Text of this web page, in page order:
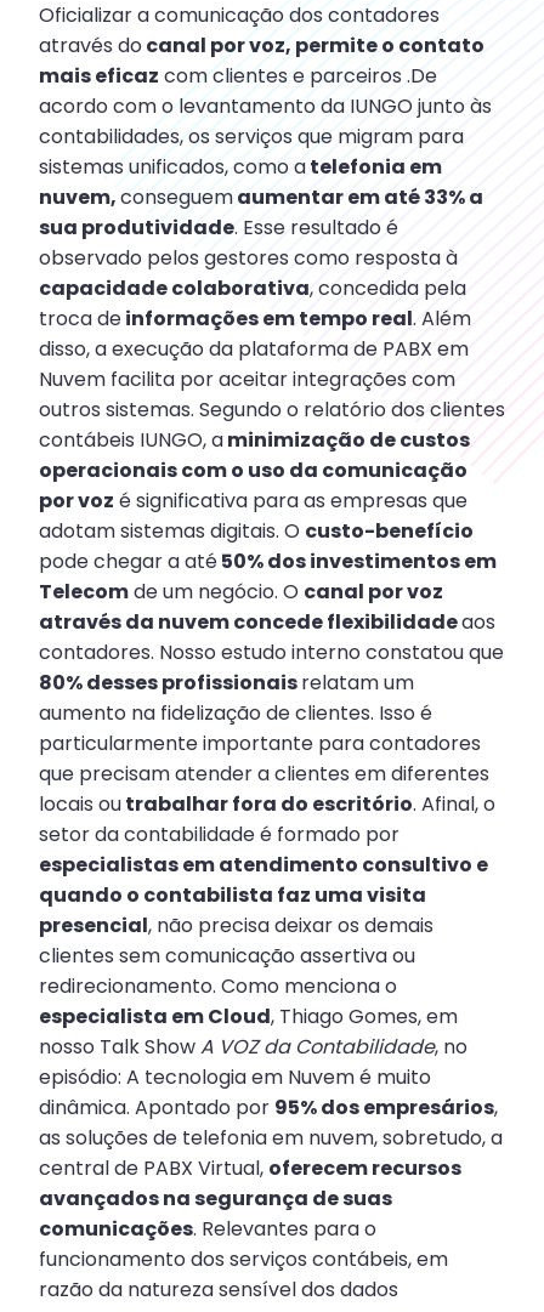
Oficializar a comunicação dos contadores
através do canal por voz, permite o contato
mais eficaz com clientes e parceiros .De
acordo com o levantamento da IUNGO junto às
contabilidades, os serviços que migram para
sistemas unificados, como atelefonia em
nuvem,conseguemaumentar em até 33% a
sua produtividade. Esse resultado é
observado pelos gestores como resposta à
capacidade colaborativa, concedida pela
troca deinformações em tempo real. Além
disso, a execução da plataforma de PABX em
Nuvem facilita por aceitar integrações com
outros sistemas. Segundo o relatório dos clientes
contábeis IUNGO, aminimização de custos
operacionais com o uso da comunicação
por voz é significativa para as empresas que
adotam sistemas digitais. O custo-benefício
pode chegar a até50% dos investimentos em
Telecomde um negócio. O canal por voz
através da nuvem concede flexibilidadeaos
contadores. Nosso estudo interno constatou que
80% desses profissionaisrelatam um
aumento na fidelização de clientes. Isso é
particularmente importante para contadores
que precisam atender a clientes em diferentes
locais outrabalhar fora do escritório. Afinal, o
setor da contabilidade é formado por
especialistas em atendimento consultivo e
quando o contabilista faz uma visita
presencial, não precisa deixar os demais
clientes sem comunicação assertiva ou
redirecionamento. Como menciona o
especialista em Cloud, Thiago Gomes, em
nosso Talk ShowA VOZ da Contabilidade, no
episódio: A tecnologia em Nuvem é muito
dinâmica. Apontado por 95% dos empresários,
as soluções de telefonia em nuvem, sobretudo, a
central de PABX Virtual, oferecem recursos
avançados na segurança de suas
comunicações. Relevantes para o
funcionamento dos serviços contábeis, em
razão da natureza sensível dos dados